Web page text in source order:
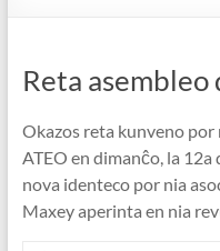
Reta asembleo
Okazos reta kunveno
ATEO en dimanĉo, la 12a
nova identeco por nia
Maxey aperinta en nia